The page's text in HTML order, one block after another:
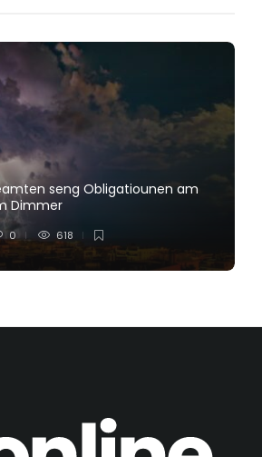
seng Obligatiounen am
Dimmer
0 618